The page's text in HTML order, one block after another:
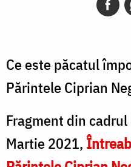
Ce este păcatul
Părintele Ciprian
Fragment din
Martie 2021,